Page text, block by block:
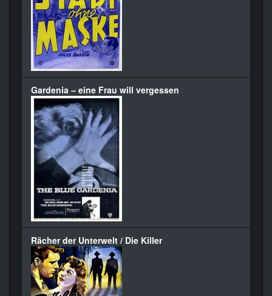
Gardenia – eine Frau will vergessen
Rächer der Unterwelt / Die Killer